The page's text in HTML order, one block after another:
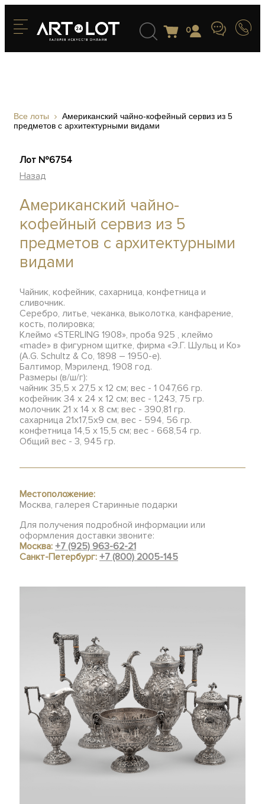
0
Все лоты
Американский чайно-кофейный сервиз из 5
предметов с архитектурными видами
Лот №6754
Назад
Американский чайно-
кофейный сервиз из 5
предметов с архитектурными
видами
Чайник, кофейник, сахарница, конфетница и
сливочник.
Серебро, литье, чеканка, выколотка, канфарение,
кость, полировка;
Клеймо «STERLING 1908», проба 925 , клеймо
«made» в фигурном щитке, фирма «Э.Г. Шульц и Ко»
(A.G. Schultz & Co, 1898 – 1950-е).
Балтимор, Мэриленд, 1908 год.
Размеры (в/ш/г):
чайник 35,5 х 27,5 х 12 см; вес - 1 047,66 гр.
кофейник 34 х 24 х 12 см; вес - 1,243, 75 гр.
молочник 21 х 14 х 8 см; вес - 390,81 гр.
сахарница 21х17,5х9 см, вес - 594, 56 гр.
конфетница 14,5 х 15,5 см; вес - 668,54 гр.
Общий вес - 3, 945 гр.
Местоположение:
Москва, галерея Старинные подарки
Для получения подробной информации или
оформления доставки звоните:
Москва:+7 (925) 963-62-21
Санкт-Петербург:+7 (800) 2005-145